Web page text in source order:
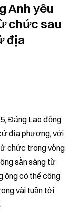
Anh yêu
chức sau
địa
Đảng Lao động
địa phương, với
chức trong vòng
sẵn sàng từ
ông có thể công
vài tuần tới